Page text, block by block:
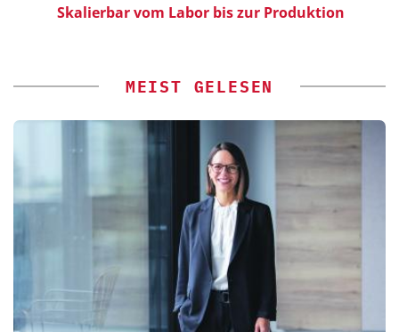
Skalierbar vom Labor bis zur Produktion
MEIST GELESEN